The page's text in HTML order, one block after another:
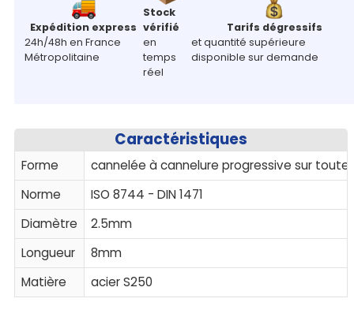
Expédition express
24h/48h en France
Métropolitaine
Stock
vérifié
en
temps
réel
Tarifs dégressifs
et quantité supérieure
disponible sur demande
Caractéristiques
Forme
cannelée à cannelure progressive sur toute
Norme
ISO 8744 - DIN 1471
Diamètre
2.5mm
Longueur
8mm
Matière
acier S250